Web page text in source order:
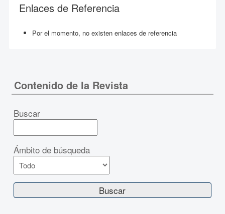
Enlaces de Referencia
Por el momento, no existen enlaces de referencia
Contenido de la Revista
Buscar
Ámbito de búsqueda